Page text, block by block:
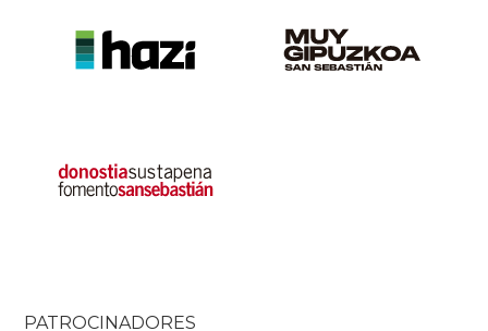
PATROCINADORES